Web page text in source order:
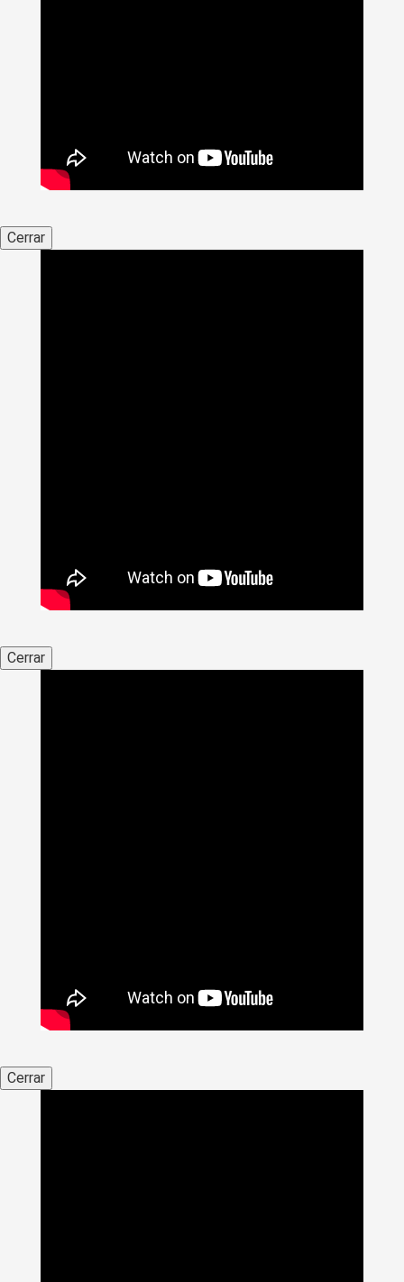
Cerrar
Cerrar
Cerrar